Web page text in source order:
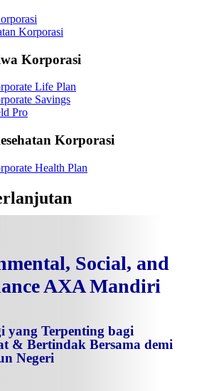
Korporasi
Korporasi
Life Plan
Savings
Pro
Korporasi
Health Plan
Social, and
AXA Mandiri
yang Terpenting bagi
& Bertindak Bersama demi
Negeri